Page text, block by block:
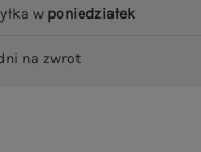
w poniedziałek
na zwrot